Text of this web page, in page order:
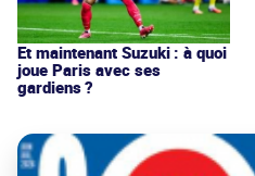
Et maintenant Suzuki : à quoi
joue Paris avec ses
gardiens ?